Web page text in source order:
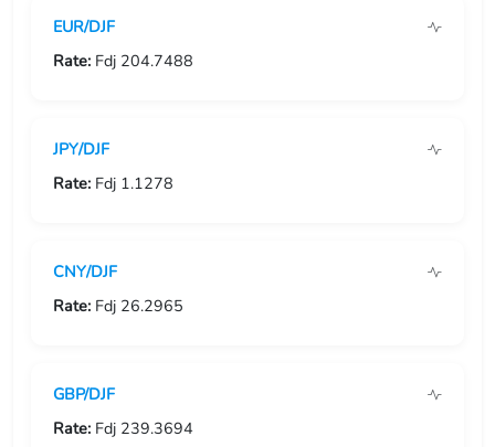
USD/GMD
USD/GYD
USD/HNL
USD/HRK
USD/HUF
EUR/DJF
Rate: Fdj 204.7488
JPY/DJF
Rate: Fdj 1.1278
CNY/DJF
Rate: Fdj 26.2965
GBP/DJF
Rate: Fdj 239.3694